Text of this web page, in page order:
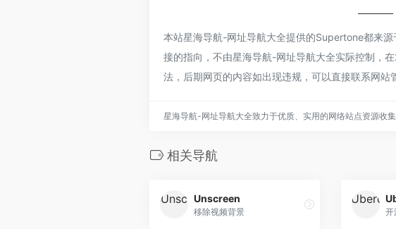
本站星海导航-网址导航大全提供的Supertone都来
接的指向，不由星海导航-网址导航大全实际控制，
法，后期网页的内容如出现违规，可以直接联系网站
星海导航-网址导航大全致力于优质、实用的网络站点资源收集
相关导航
Unscreen
移除视频背景 开